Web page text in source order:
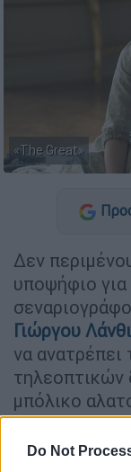
Do Not
«The Great»
Δεν
υποψήφιο
Γιώργου
να ανατρέπει
τηλεοπτικών
μπόλικο
Αικατερίνης.